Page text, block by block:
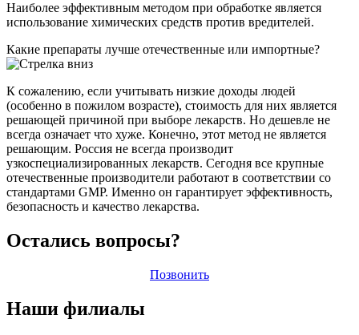
Наиболее эффективным методом при обработке является
использование химических средств против вредителей.
Какие препараты лучше отечественные или импортные?
К сожалению, если учитывать низкие доходы людей
(особенно в пожилом возрасте), стоимость для них является
решающей причиной при выборе лекарств. Но дешевле не
всегда означает что хуже. Конечно, этот метод не является
решающим. Россия не всегда производит
узкоспециализированных лекарств. Сегодня все крупные
отечественные производители работают в соответствии со
стандартами GMP. Именно он гарантирует эффективность,
безопасность и качество лекарства.
Остались вопросы?
Позвонить
Наши филиалы